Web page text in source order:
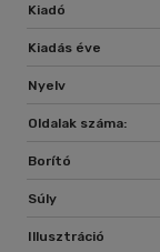
Kiadó
Kiadás éve
Nyelv
Oldalak száma:
Borító
Súly
Illusztráció